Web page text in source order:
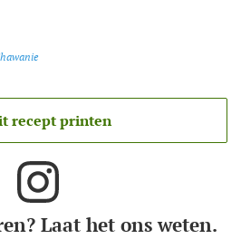
recept printen
Laat het ons weten.